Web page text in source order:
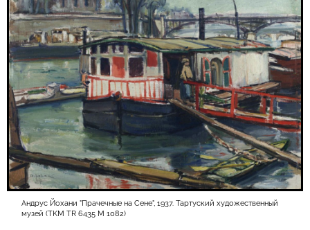
Андрус Йохани "Прачечные на Сене", 1937. Тартуский художественный
музей (TKM TR 6435 M 1082)